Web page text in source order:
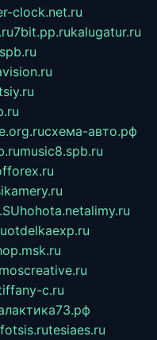
clock.net.ru
7bit.pp.rukalugatur.ru
схема-авто.рф
music8.spb.ru
hohota.netalimy.ru
otdelkaexp.ru
c.ru
fotsis.rutesiaes.ru